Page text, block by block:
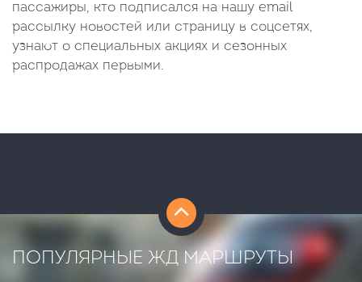
пассажиры, кто подписался на нашу email
рассылку новостей или страницу в соцсетях,
узнают о специальных акциях и сезонных
распродажах первыми.
ПОПУЛЯРНЫЕ ЖД МАРШРУТЫ